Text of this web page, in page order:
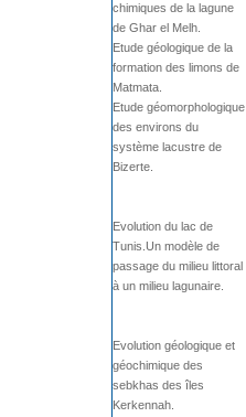
chimiques de la lagune
de Ghar el Melh.
Etude géologique de la
formation des limons de
Matmata.
Etude géomorphologique
des environs du
système lacustre de
Bizerte.
Evolution du lac de
Tunis.Un modèle de
passage du milieu littoral
à un milieu lagunaire.
Evolution géologique et
géochimique des
sebkhas des îles
Kerkennah.